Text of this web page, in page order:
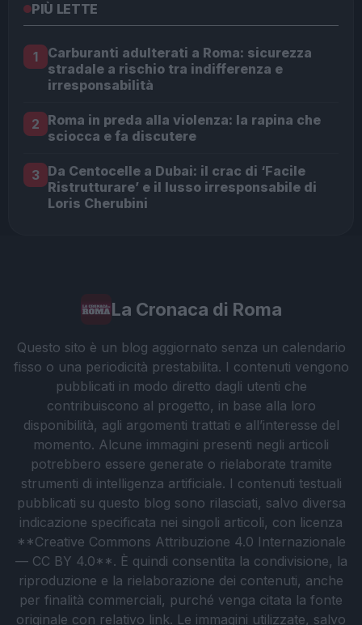
PIÙ LETTE
1
Carburanti adulterati a Roma: sicurezza
stradale a rischio tra indifferenza e
irresponsabilità
2 Roma in preda alla violenza: la rapina che
sciocca e fa discutere
3 Da Centocelle a Dubai: il crac di ‘Facile
Ristrutturare’ e il lusso irresponsabile di
Loris Cherubini
La Cronaca di Roma
Questo sito è un blog aggiornato senza un calendario
fisso o una periodicità prestabilita. I contenuti vengono
pubblicati in modo diretto dagli utenti che
contribuiscono al progetto, in base alla loro
disponibilità, agli argomenti trattati e all’interesse del
momento. Alcune immagini presenti negli articoli
potrebbero essere generate o rielaborate tramite
strumenti di intelligenza artificiale. I contenuti testuali
pubblicati su questo blog sono rilasciati, salvo diversa
indicazione specificata nei singoli articoli, con licenza
**Creative Commons Attribuzione 4.0 Internazionale
— CC BY 4.0**. È quindi consentita la condivisione, la
riproduzione e la rielaborazione dei contenuti, anche
per finalità commerciali, purché venga citata la fonte
originale con relativo link. Le immagini utilizzate, salvo